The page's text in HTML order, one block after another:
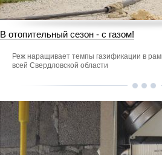
В отопительный сезон - с газом!
Реж наращивает темпы газификации в
всей Свердловской области